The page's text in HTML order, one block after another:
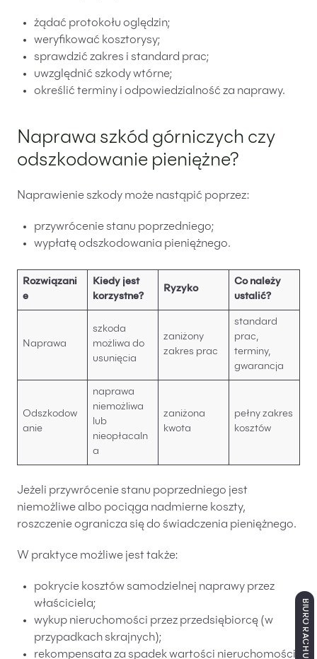
żądać protokołu oględzin;
weryfikować kosztorysy;
sprawdzić zakres i standard prac;
uwzględnić szkody wtórne;
określić terminy i odpowiedzialność za naprawy.
Naprawa szkód górniczych czy
odszkodowanie pieniężne?
Naprawienie szkody może nastąpić poprzez:
przywrócenie stanu poprzedniego;
wypłatę odszkodowania pieniężnego.
Rozwiązani
e
Kiedy jest
korzystne?
Ryzyko
Co należy
ustalić?
Naprawa
szkoda
możliwa do
usunięcia
zaniżony
zakres prac
standard
prac,
terminy,
gwarancja
Odszkodow
anie
naprawa
niemożliwa
lub
nieopłacaln
a
zaniżona
kwota
pełny zakres
kosztów
Jeżeli przywrócenie stanu poprzedniego jest
niemożliwe albo pociąga nadmierne koszty,
roszczenie ogranicza się do świadczenia pieniężnego.
W praktyce możliwe jest także:
pokrycie kosztów samodzielnej naprawy przez
właściciela;
wykup nieruchomości przez przedsiębiorcę (w
przypadkach skrajnych);
rekompensata za spadek wartości nieruchomości.